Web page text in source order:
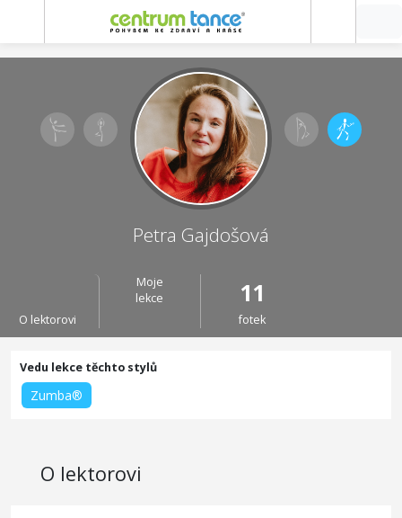
Petra Gajdošová
O lektorovi
Moje
lekce
11
fotek
Zumba®
O lektorovi